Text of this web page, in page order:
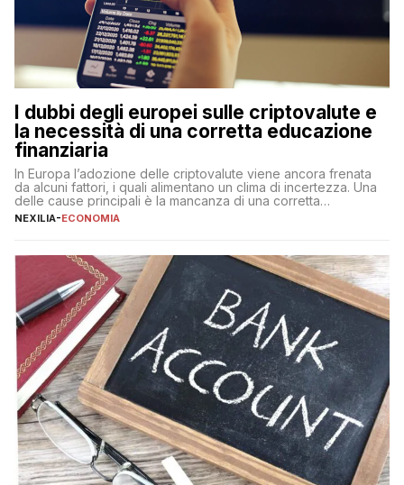
I dubbi degli europei sulle criptovalute e
la necessità di una corretta educazione
finanziaria
In Europa l’adozione delle criptovalute viene ancora frenata
da alcuni fattori, i quali alimentano un clima di incertezza. Una
delle cause principali è la mancanza di una corretta
educazione finanziaria, che impedisce ad una larga parte della
sulle criptovalute: […]
NEXILIA-ECONOMIA